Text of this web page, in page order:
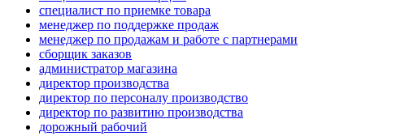
специалист по приемке товара
менеджер по поддержке продаж
менеджер по продажам и работе с партнерами
сборщик заказов
администратор магазина
директор производства
директор по персоналу производство
директор по развитию производства
дорожный рабочий